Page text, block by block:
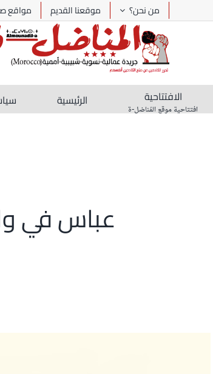
من نحن؟ موقعنا القديم مواقع
الافتتاحية
افتتاحية موقع المُناضل-ة
الرئيسية
عباس في